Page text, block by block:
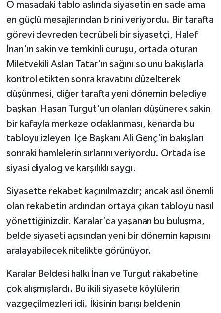
O masadaki tablo aslında siyasetin en sade ama
en güçlü mesajlarından birini veriyordu. Bir tarafta
görevi devreden tecrübeli bir siyasetçi, Halef
İnan'ın sakin ve temkinli duruşu, ortada oturan
Miletvekili Aslan Tatar'ın sağını solunu bakışlarla
kontrol etikten sonra kravatını düzelterek
düşünmesi, diğer tarafta yeni dönemin belediye
başkanı Hasan Turgut'un olanları düşünerek sakin
bir kafayla merkeze odaklanması, kenarda bu
tabloyu izleyen İlçe Başkanı Ali Genç'in bakışları
sonraki hamlelerin sırlarını veriyordu. Ortada ise
siyasi diyalog ve karşılıklı saygı.
Siyasette rekabet kaçınılmazdır; ancak asıl önemli
olan rekabetin ardından ortaya çıkan tabloyu nasıl
yönettiğinizdir. Karalar’da yaşanan bu buluşma,
belde siyaseti açısından yeni bir dönemin kapısını
aralayabilecek nitelikte görünüyor.
Karalar Beldesi halkı İnan ve Turgut rakabetine
çok alışmışlardı. Bu ikili siyasete köylülerin
vazgeçilmezleri idi. İkisinin barışı beldenin